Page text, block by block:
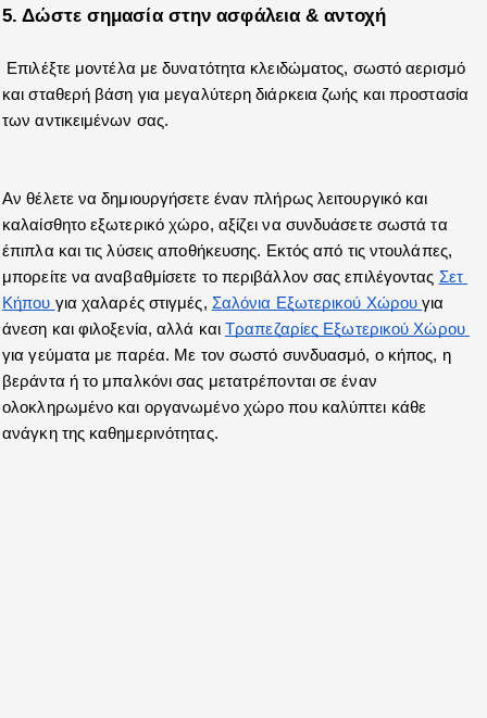
5. Δώστε σημασία στην ασφάλεια & αντοχή
και σταθερή βάση για μεγαλύτερη διάρκεια ζωής και προστασία
των αντικειμένων σας.
Αν θέλετε να δημιουργήσετε έναν πλήρως λειτουργικό και
καλαίσθητο εξωτερικό χώρο, αξίζει να συνδυάσετε σωστά τα
έπιπλα και τις λύσεις αποθήκευσης. Εκτός από τις ντουλάπες,
μπορείτε να αναβαθμίσετε το περιβάλλον σας επιλέγοντας Σετ
Κήπου για χαλαρές στιγμές, Σαλόνια Εξωτερικού Χώρου για
άνεση και φιλοξενία, αλλά και
Τραπεζαρίες Εξωτερικού Χώρου
για γεύματα με παρέα. Με τον σωστό συνδυασμό, ο κήπος, η
βεράντα ή το μπαλκόνι σας μετατρέπονται σε έναν
ολοκληρωμένο και οργανωμένο χώρο που καλύπτει κάθε
ανάγκη της καθημερινότητας.